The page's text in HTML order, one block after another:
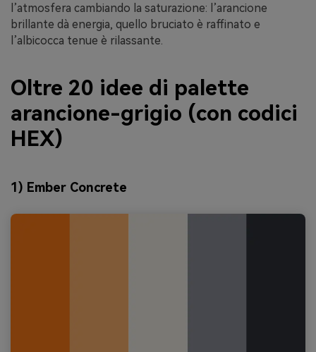
l’atmosfera cambiando la saturazione: l’arancione
brillante dà energia, quello bruciato è raffinato e
l’albicocca tenue è rilassante.
Oltre 20 idee di palette
arancione-grigio (con codici
HEX)
1) Ember Concrete